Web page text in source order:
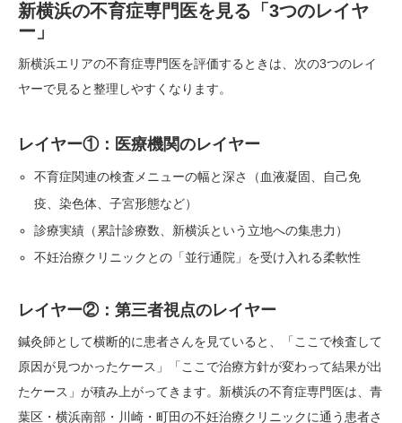
新横浜の不育症専門医を見る「3つのレイヤ
ー」
新横浜エリアの不育症専門医を評価するときは、次の3つのレイ
ヤーで見ると整理しやすくなります。
レイヤー①：医療機関のレイヤー
不育症関連の検査メニューの幅と深さ（血液凝固、自己免
疫、染色体、子宮形態など）
診療実績（累計診療数、新横浜という立地への集患力）
不妊治療クリニックとの「並行通院」を受け入れる柔軟性
レイヤー②：第三者視点のレイヤー
鍼灸師として横断的に患者さんを見ていると、「ここで検査して
原因が見つかったケース」「ここで治療方針が変わって結果が出
たケース」が積み上がってきます。新横浜の不育症専門医は、青
葉区・横浜南部・川崎・町田の不妊治療クリニックに通う患者さ